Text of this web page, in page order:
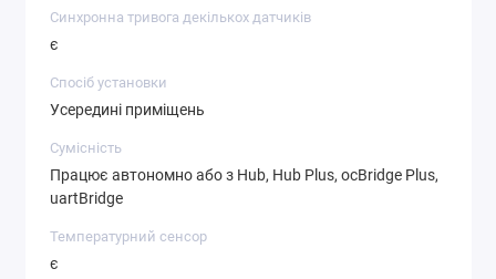
Синхронна тривога декількох датчиків
є
Спосіб установки
Усередині приміщень
Сумісність
Працює автономно або з Hub, Hub Plus, ocBridge Plus,
uartBridge
Температурний сенсор
є